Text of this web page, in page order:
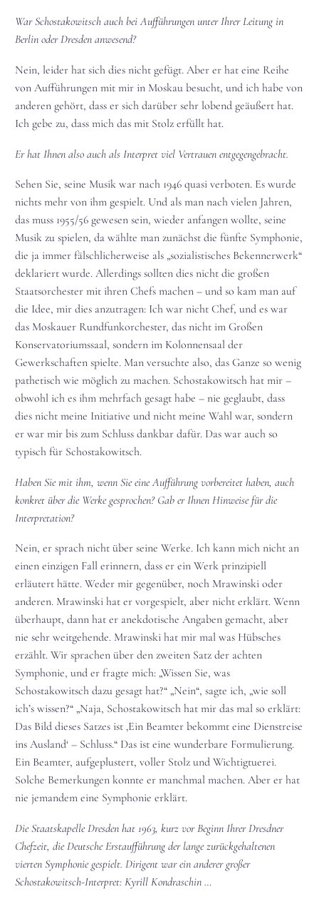
War Schostakowitsch auch bei Aufführungen unter Ihrer Leitung in
Berlin oder Dresden anwesend?
Nein, leider hat sich dies nicht gefügt. Aber er hat eine Reihe
von Aufführungen mit mir in Moskau besucht, und ich habe von
anderen gehört, dass er sich darüber sehr lobend geäußert hat.
Ich gebe zu, dass mich das mit Stolz erfüllt hat.
Er hat Ihnen also auch als Interpret viel Vertrauen entgegengebracht.
Sehen Sie, seine Musik war nach 1946 quasi verboten. Es wurde
nichts mehr von ihm gespielt. Und als man nach vielen Jahren,
das muss 1955/56 gewesen sein, wieder anfangen wollte, seine
Musik zu spielen, da wählte man zunächst die fünfte Symphonie,
die ja immer fälschlicherweise als „sozialistisches Bekennerwerk“
deklariert wurde. Allerdings sollten dies nicht die großen
Staatsorchester mit ihren Chefs machen – und so kam man auf
die Idee, mir dies anzutragen: Ich war nicht Chef, und es war
das Moskauer Rundfunkorchester, das nicht im Großen
Konservatoriumssaal, sondern im Kolonnensaal der
Gewerkschaften spielte. Man versuchte also, das Ganze so wenig
pathetisch wie möglich zu machen. Schostakowitsch hat mir –
obwohl ich es ihm mehrfach gesagt habe – nie geglaubt, dass
dies nicht meine Initiative und nicht meine Wahl war, sondern
er war mir bis zum Schluss dankbar dafür. Das war auch so
typisch für Schostakowitsch.
Haben Sie mit ihm, wenn Sie eine Aufführung vorbereitet haben, auch
konkret über die Werke gesprochen? Gab er Ihnen Hinweise für die
Interpretation?
Nein, er sprach nicht über seine Werke. Ich kann mich nicht an
einen einzigen Fall erinnern, dass er ein Werk prinzipiell
erläutert hätte. Weder mir gegenüber, noch Mrawinski oder
anderen. Mrawinski hat er vorgespielt, aber nicht erklärt. Wenn
überhaupt, dann hat er anekdotische Angaben gemacht, aber
nie sehr weitgehende. Mrawinski hat mir mal was Hübsches
erzählt. Wir sprachen über den zweiten Satz der achten
Symphonie, und er fragte mich: „Wissen Sie, was
Schostakowitsch dazu gesagt hat?“ „Nein“, sagte ich, „wie soll
ich’s wissen?“ „Naja, Schostakowitsch hat mir das mal so erklärt:
Das Bild dieses Satzes ist ‚Ein Beamter bekommt eine Dienstreise
ins Ausland‘ – Schluss.“ Das ist eine wunderbare Formulierung.
Ein Beamter, aufgeplustert, voller Stolz und Wichtigtuerei.
Solche Bemerkungen konnte er manchmal machen. Aber er hat
nie jemandem eine Symphonie erklärt.
Die Staatskapelle Dresden hat 1963, kurz vor Beginn Ihrer Dresdner
Chefzeit, die Deutsche Erstaufführung der lange zurückgehaltenen
vierten Symphonie gespielt. Dirigent war ein anderer großer
Schostakowitsch-Interpret: Kyrill Kondraschin …